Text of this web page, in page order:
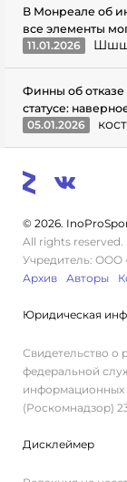
В Монреале об
все элементы
11.01.2026
Финны об
статусе:
05.01.2026
© 2026.
All rights reserved.
Учредитель: ООО
Архив
Авторы
Юридическая
Свидетельство
федеральной
информационных
(Роскомнадзор)
Дисклеймер